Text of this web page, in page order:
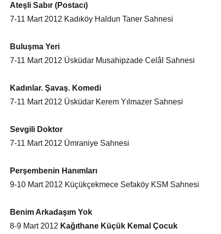
Ateşli Sabır (Postacı)
7-11 Mart 2012 Kadıköy Haldun Taner Sahnesi
Buluşma Yeri
7-11 Mart 2012 Üsküdar Musahipzade Celâl Sahnesi
Kadınlar. Şavaş. Komedi
7-11 Mart 2012 Üsküdar Kerem Yılmazer Sahnesi
Sevgili Doktor
7-11 Mart 2012 Ümraniye Sahnesi
Perşembenin Hanımları
9-10 Mart 2012 Küçükçekmece Sefaköy KSM Sahnesi
Benim Arkadaşım Yok
8-9 Mart 2012 Kağıthane Küçük Kemal Çocuk